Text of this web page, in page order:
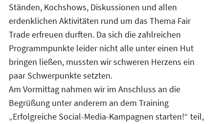
Ständen, Kochshows, Diskussionen und allen
erdenklichen Aktivitäten rund um das Thema Fair
Trade erfreuen durften. Da sich die zahlreichen
Programmpunkte leider nicht alle unter einen Hut
bringen ließen, mussten wir schweren Herzens ein
paar Schwerpunkte setzten.
Am Vormittag nahmen wir im Anschluss an die
Begrüßung unter anderem an dem Training
„Erfolgreiche Social-Media-Kampagnen starten!“ teil,